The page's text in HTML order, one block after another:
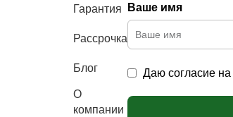
Гарантия
Рассрочка
Блог
О
компании
Ваше имя
Даю согласие на